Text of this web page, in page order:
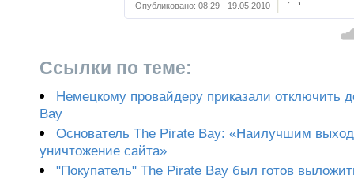
Опубликовано: 08:29 - 19.05.2010
Ссылки по теме:
Немецкому провайдеру приказали отключить
Bay
Основатель The Pirate Bay: «Наилучшим
уничтожение сайта»
"Покупатель" The Pirate Bay был готов